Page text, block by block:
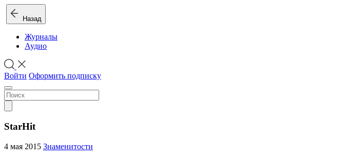
Назад
Журналы
Аудио
Войти Оформить подписку
StarHit
4 мая 2015 Знаменитости